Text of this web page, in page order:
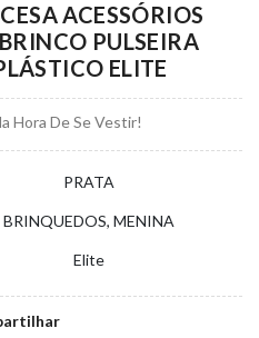
ACESSÓRIOS
PULSEIRA
ELITE
Hora De Se Vestir!
PRATA
BRINQUEDOS, MENINA
Elite